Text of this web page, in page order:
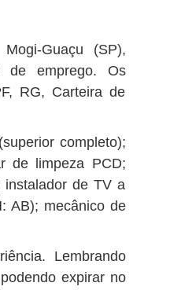
Guaçu (SP),
de emprego. Os
RG, Carteira de
completo);
de limpeza PCD;
instalador de TV a
AB); mecânico de
Lembrando
expirar no